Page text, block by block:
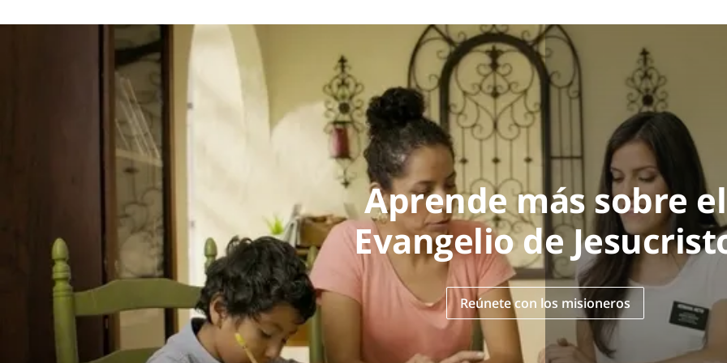
Aprende más sobre el
Evangelio de
Reúnete con los misioneros